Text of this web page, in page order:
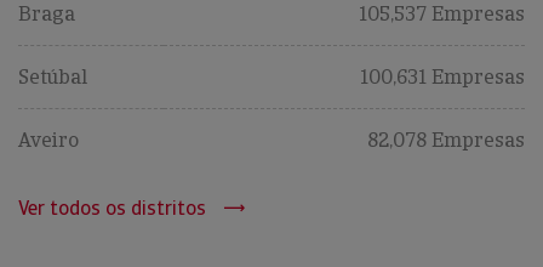
Braga 105,537 Empresas
Setúbal 100,631 Empresas
Aveiro 82,078 Empresas
Ver todos os distritos